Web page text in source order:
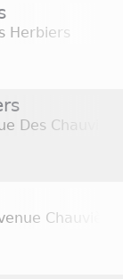
Herbiers
Des Chauvières
Chauvières